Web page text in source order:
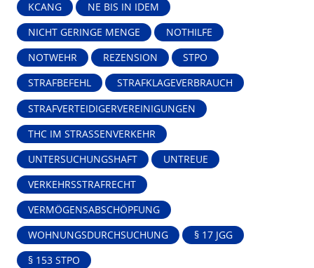
KCANG NE BIS IN IDEM
NICHT GERINGE MENGE NOTHILFE
NOTWEHR REZENSION STPO
STRAFBEFEHL STRAFKLAGEVERBRAUCH
STRAFVERTEIDIGERVEREINIGUNGEN
THC IM STRASSENVERKEHR
UNTERSUCHUNGSHAFT UNTREUE
VERKEHRSSTRAFRECHT
VERMÖGENSABSCHÖPFUNG
WOHNUNGSDURCHSUCHUNG § 17 JGG
§ 153 STPO